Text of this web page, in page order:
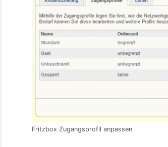
Fritzbox Zugangsprofil anpassen